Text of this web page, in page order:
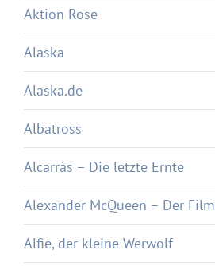
Aktion Rose
Alaska
Alaska.de
Albatross
Alcarràs – Die letzte Ernte
Alexander McQueen – Der Film
Alfie, der kleine Werwolf